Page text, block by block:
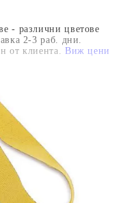
- различни цветове
2-3 раб. дни.
от клиента. Виж цени